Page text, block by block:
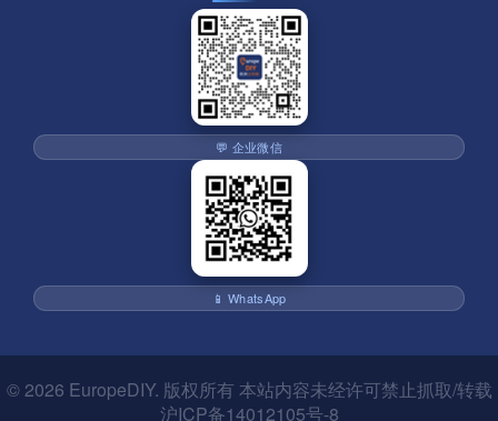
💬 企业微信
📱 WhatsApp
© 2026 EuropeDIY. 版权所有 本站内容未经许可禁止抓取/转载
沪ICP备14012105号-8